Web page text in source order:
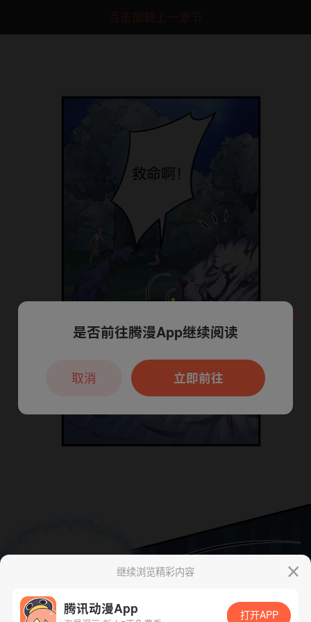
点击加载上一章节
继续浏览精彩内容
腾讯动漫App 打开APP
本章节仅支持App阅读，可打开App新用
户7天免费看
是否前往腾漫App继续阅读
立即前往
取消